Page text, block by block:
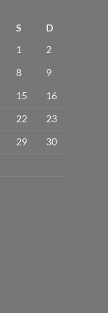
S
D
1
2
8
9
15
16
22
23
29
30